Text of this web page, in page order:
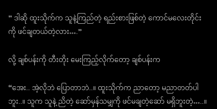
” ဒါဆို ထူးသိုက်က သူနဲ့ကြည်တဲ့ ရည်းစားဖြစ်တဲ့ ကောင်မလေးတိုင်း
ကို ဖင်ချတယ်တဲ့လား….”
လို့ ချစ်ပန်းကို တီးတိုး မေးကြည့်လိုက်တော့ ချစ်ပန်းက
“အေး.. အဲ့လိုဘဲ ပြောတာဘဲ..။ ထူးသိုက်က ညာတော့ မညာတတ်ပါ
ဘူး..။ သူက သူနဲ့ ညိတဲ့ ဆော်မှန်သမျှကို ဖင်မချတဲ့ဆော် မရှိဘူးတဲ့…..။